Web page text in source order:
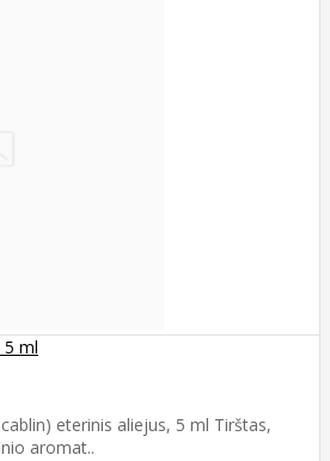
5 ml
eterinis aliejus, 5 ml Tirštas,
aromat..